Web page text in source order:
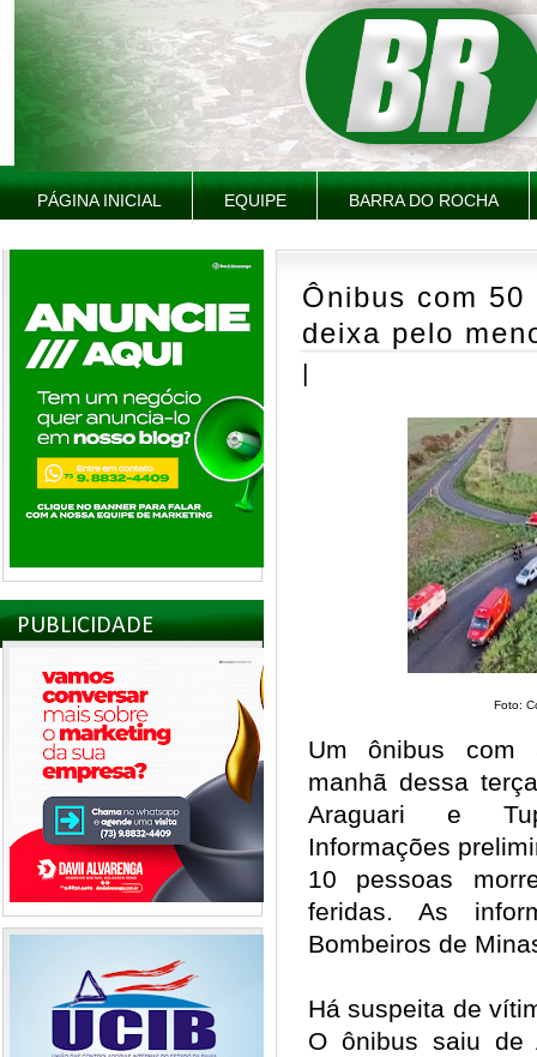
PÁGINA INICIAL EQUIPE BARRA DO ROCHA
PUBLICIDADE
Ônibus com
deixa pelo
|
Foto:
Um ônibus com
manhã dessa
Araguari e
Informações
10 pessoas
feridas. As
Bombeiros de
Há suspeita de
O ônibus saiu de